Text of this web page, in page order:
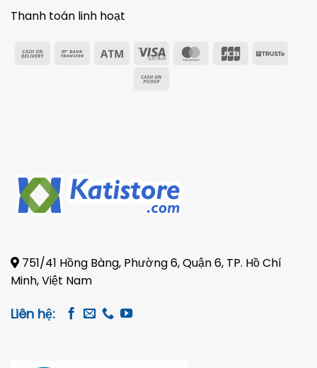
Thanh toán linh hoạt
Cash
Bank
Atm
Visa
MasterCard
JCB
751/41 Hồng Bàng, Phường 6, Quận 6, TP. Hồ Chí
Minh, Việt Nam
Liên hệ: